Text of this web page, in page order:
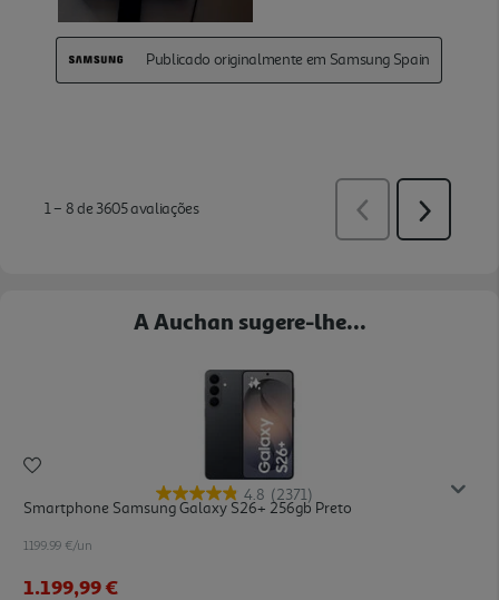
A Auchan sugere-lhe...
4.8 (2371)
Smartphone Samsung Galaxy S26+ 256gb Preto
1199.99 €/un
1.199,99 €